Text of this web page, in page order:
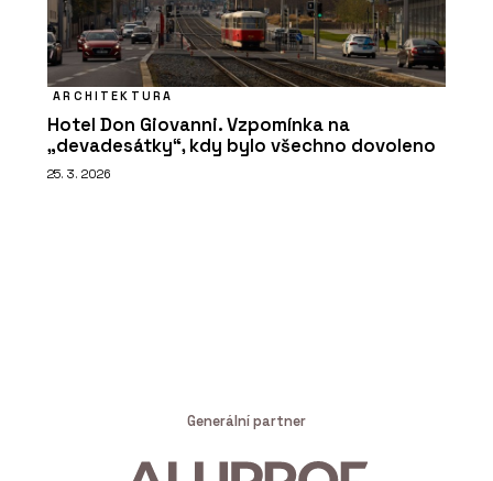
ARCHITEKTURA
Hotel Don Giovanni. Vzpomínka na
„devadesátky“, kdy bylo všechno dovoleno
25. 3. 2026
Generální partner